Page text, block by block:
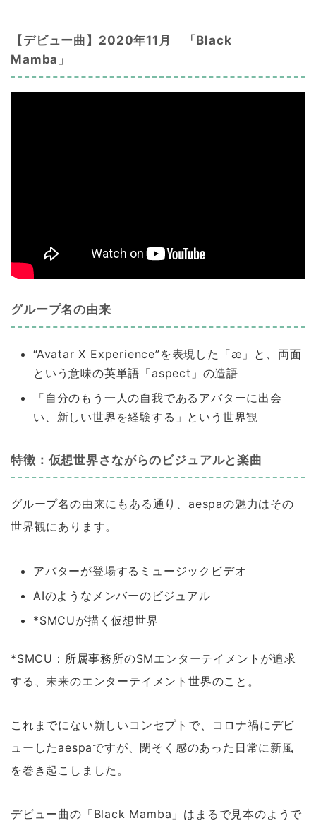
【デビュー曲】2020年11月 「Black
Mamba」
グループ名の由来
“Avatar X Experience”を表現した「æ」と、両面
という意味の英単語「aspect」の造語
「自分のもう一人の自我であるアバターに出会
い、新しい世界を経験する」という世界観
特徴：仮想世界さながらのビジュアルと楽曲
グループ名の由来にもある通り、aespaの魅力はその
世界観にあります。
アバターが登場するミュージックビデオ
AIのようなメンバーのビジュアル
*SMCUが描く仮想世界
*SMCU：所属事務所のSMエンターテイメントが追求
する、未来のエンターテイメント世界のこと。
これまでにない新しいコンセプトで、コロナ禍にデビ
ューしたaespaですが、閉そく感のあった日常に新風
を巻き起こしました。
デビュー曲の「Black Mamba」はまるで見本のようで